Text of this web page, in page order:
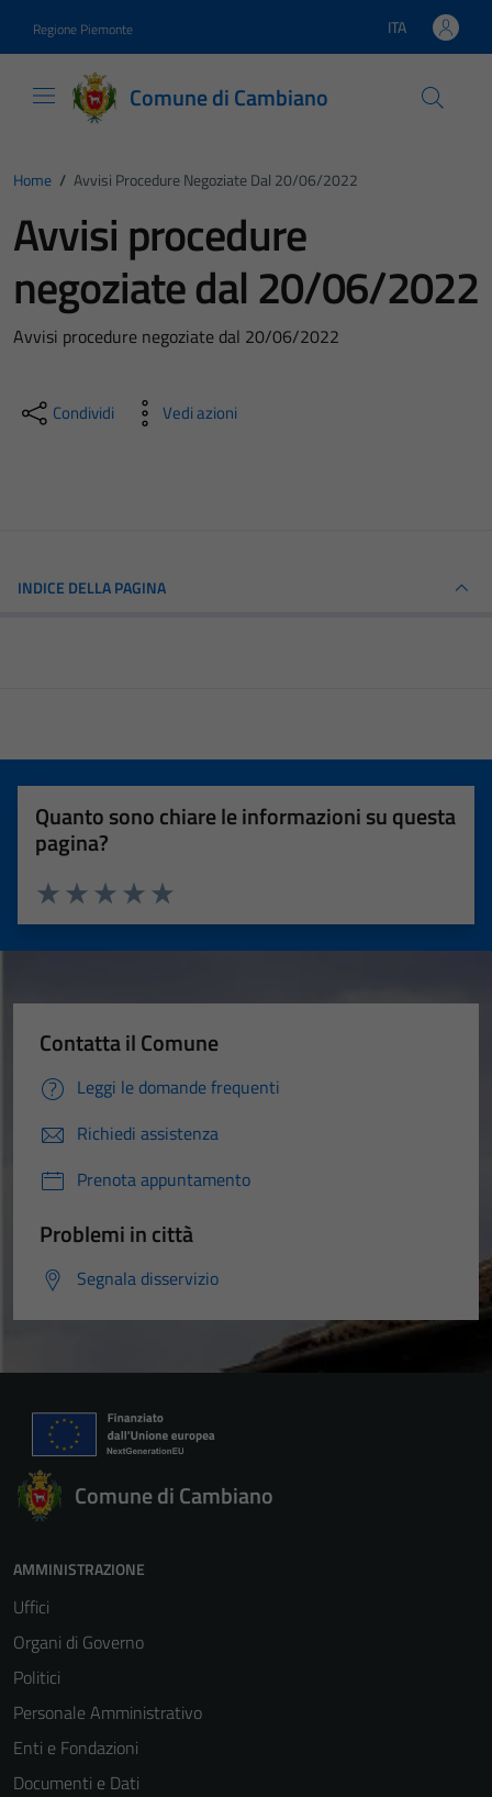
Regione Piemonte Lingua attiva:
ITA
Comune di Cambiano
Home / Avvisi Procedure Negoziate Dal 20/06/2022
Avvisi procedure
negoziate dal 20/06/2022
Avvisi procedure negoziate dal 20/06/2022
Condividi Vedi azioni
INDICE DELLA PAGINA
Quanto sono chiare le informazioni su questa
pagina?
Valuta 5 stelle su 5
Valuta 4 stelle su 5
Valuta 3 stelle su 5
Valuta 2 stelle su 5
Valuta 1 stelle su 5
Contatta il Comune
Leggi le domande frequenti
Richiedi assistenza
Prenota appuntamento
Problemi in città
Segnala disservizio
Comune di Cambiano
AMMINISTRAZIONE
Uffici
Organi di Governo
Politici
Personale Amministrativo
Enti e Fondazioni
Documenti e Dati